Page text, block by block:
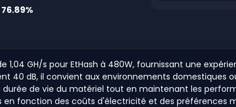
76.89%
1,04 GH/s pour EtHash à 480W, fournissant une
40 dB, il convient aux environnements domestiques
de vie du matériel tout en maintenant les
en fonction des coûts d'électricité et des